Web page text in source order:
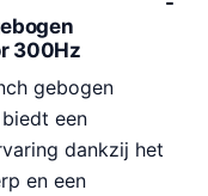
i
g
e
p
r
i
300Hz
gebogen
een
dankzij het
en een